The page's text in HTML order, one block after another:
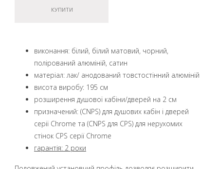
КУПИТИ
виконання: білий, білий матовий, чорний,
полірований алюміній, сатин
матеріал: лак/ анодований товстостінний алюміній
висота виробу: 195 см
розширення душової кабіни/дверей на 2 см
призначений: (CNPS) для душових кабін і дверей
серії Chrome та (CNPS для CPS) для нерухомих
стінок CPS серії Chrome
гарантія: 2 роки